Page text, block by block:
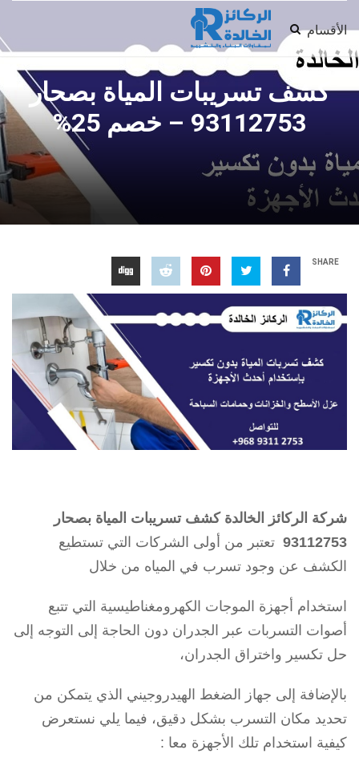
الأقسام
كشف تسريبات المياة بصحار
93112753 – خصم 25%
SHARE
شركة الركائز الخالدة كشف تسريبات المياة بصحار
93112753 تعتبر من أولى الشركات التي تستطيع
الكشف عن وجود تسرب في المياه من خلال
استخدام أجهزة الموجات الكهرومغناطيسية التي تتبع
أصوات التسربات عبر الجدران دون الحاجة إلى التوجه إلى
حل تكسير واختراق الجدران،
بالإضافة إلى جهاز الضغط الهيدروجيني الذي يتمكن من
تحديد مكان التسرب بشكل دقيق، فيما يلي نستعرض
كيفية استخدام تلك الأجهزة معا :